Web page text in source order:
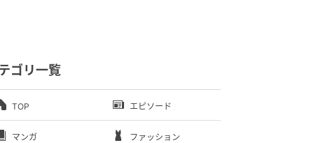
ゴリ一覧
TOP エピソード
マンガ ファッション